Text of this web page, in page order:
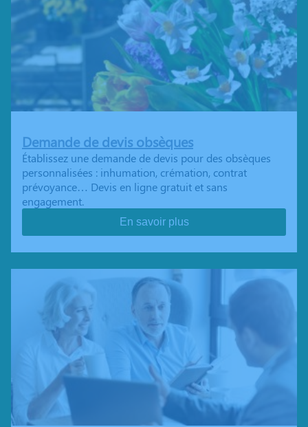
Demande de devis obsèques
Établissez une demande de devis pour des obsèques
personnalisées : inhumation, crémation, contrat
prévoyance… Devis en ligne gratuit et sans
engagement.
En savoir plus